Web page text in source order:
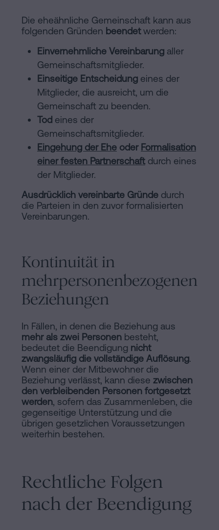
Die eheähnliche Gemeinschaft kann aus
folgenden Gründen beendetwerden:
Einvernehmliche Vereinbarung aller
Gemeinschaftsmitglieder.
Einseitige Entscheidung eines der
Mitglieder, die ausreicht, um die
Gemeinschaft zu beenden.
Tod eines der
Gemeinschaftsmitglieder.
Eingehung der Ehe oder Formalisation
einer festen Partnerschaft durch eines
der Mitglieder.
Ausdrücklich vereinbarte Gründe durch
die Parteien in den zuvor formalisierten
Vereinbarungen.
Kontinuität in
mehrpersonenbezogenen
Beziehungen
In Fällen, in denen die Beziehung aus
mehr als zwei Personen besteht,
bedeutet die Beendigung nicht
zwangsläufig die vollständige Auflösung.
Wenn einer der Mitbewohner die
Beziehung verlässt, kann diese zwischen
den verbleibenden Personen fortgesetzt
werden, sofern das Zusammenleben, die
gegenseitige Unterstützung und die
übrigen gesetzlichen Voraussetzungen
weiterhin bestehen.
Rechtliche Folgen
nach der Beendigung